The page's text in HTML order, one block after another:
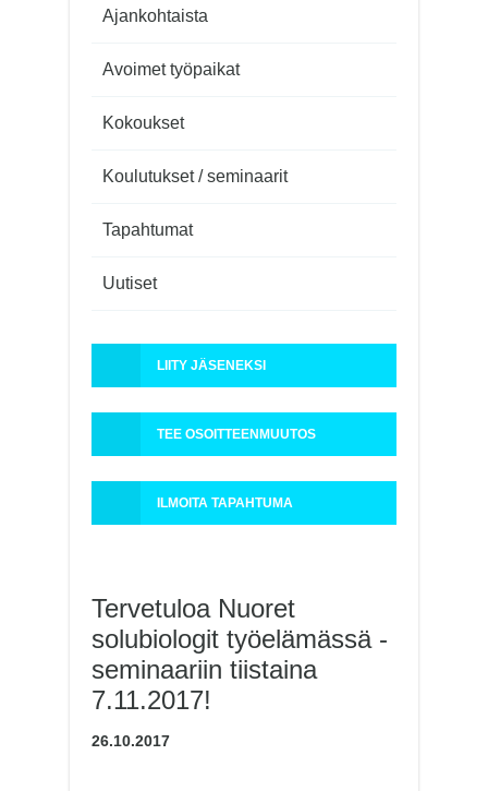
Ajankohtaista
Avoimet työpaikat
Kokoukset
Koulutukset / seminaarit
Tapahtumat
Uutiset
LIITY JÄSENEKSI
TEE OSOITTEENMUUTOS
ILMOITA TAPAHTUMA
Tervetuloa Nuoret
solubiologit työelämässä -
seminaariin tiistaina
7.11.2017!
26.10.2017